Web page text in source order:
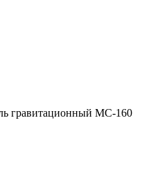
гравитационный МС-160